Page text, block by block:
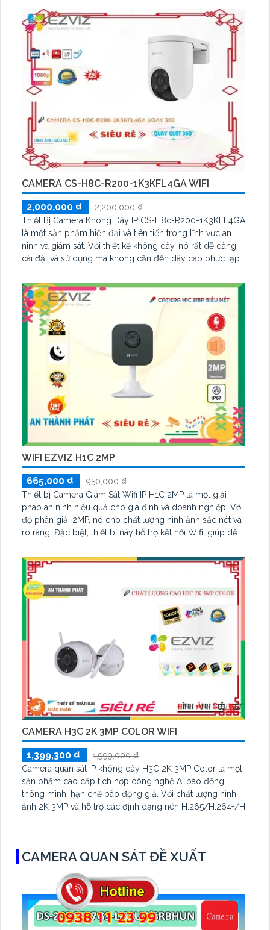
Hồng Ngoại 30m
CAMERA CS-H8C-R200-1K3KFL4GA WIFI
2,000,000 ₫
2,200,000 ₫
Thiết Bị Camera Không Dây IP CS-H8c-R200-1K3KFL4GA
là một sản phẩm hiện đại và tiên tiến trong lĩnh vực an
ninh và giám sát. Với thiết kế không dây, nó rất dễ dàng
cài đặt và sử dụng mà không cần đến dây cáp phức tạp.
dõi và ghi lại hình ảnh rõ nét
WIFI EZVIZ H1C 2MP
665,000 ₫
950,000 ₫
Thiết bị Camera Giám Sát Wifi IP H1C 2MP là một giải
pháp an ninh hiệu quả cho gia đình và doanh nghiệp. Với
độ phân giải 2MP, nó cho chất lượng hình ảnh sắc nét và
rõ ràng. Đặc biệt, thiết bị này hỗ trợ kết nối Wifi, giúp dễ
sát ban đêm thông qua công nghệ hồng ngoại
CAMERA H3C 2K 3MP COLOR WIFI
1,399,300 ₫
1,999,000 ₫
Camera quan sát IP không dây H3C 2K 3MP Color là một
sản phẩm cao cấp tích hợp công nghệ AI báo động
thông minh, hạn chế báo động giả. Với chất lượng hình
ảnh 2K 3MP và hỗ trợ các định dạng nén H.265/H.264+/H
CAMERA QUAN SÁT ĐỀ XUẤT